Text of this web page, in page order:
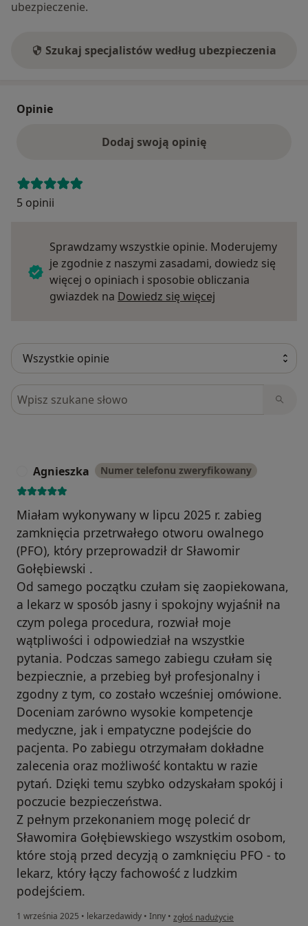
ubezpieczenie.
Szukaj specjalistów według ubezpieczenia
Opinie
Dodaj swoją opinię
5 opinii
Sprawdzamy wszystkie opinie. Moderujemy
je zgodnie z naszymi zasadami, dowiedz się
więcej o opiniach i sposobie obliczania
gwiazdek na Dowiedz się więcej
Szukaj w opiniach
Agnieszka Numer telefonu zweryfikowany
Miałam wykonywany w lipcu 2025 r. zabieg
zamknięcia przetrwałego otworu owalnego
(PFO), który przeprowadził dr Sławomir
Gołębiewski .
Od samego początku czułam się zaopiekowana,
a lekarz w sposób jasny i spokojny wyjaśnił na
czym polega procedura, rozwiał moje
wątpliwości i odpowiedział na wszystkie
pytania. Podczas samego zabiegu czułam się
bezpiecznie, a przebieg był profesjonalny i
zgodny z tym, co zostało wcześniej omówione.
Doceniam zarówno wysokie kompetencje
medyczne, jak i empatyczne podejście do
pacjenta. Po zabiegu otrzymałam dokładne
zalecenia oraz możliwość kontaktu w razie
pytań. Dzięki temu szybko odzyskałam spokój i
poczucie bezpieczeństwa.
Z pełnym przekonaniem mogę polecić dr
Sławomira Gołębiewskiego wszystkim osobom,
które stoją przed decyzją o zamknięciu PFO - to
lekarz, który łączy fachowość z ludzkim
podejściem.
1 września 2025 • lekarzedawidy • Inny • w opinii użytkownika Agnieszka
zgłoś nadużycie